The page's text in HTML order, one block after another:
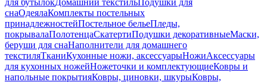
для бутылокДомашний текстильПодушки для
снаОдеялаКомплекты постельных
принадлежностейПостельное бельеПледы,
покрывалаПолотенцаСкатертиПодушки декоративныеМаски,
беруши для снаНаполнители для домашнего
текстиляТканиКухонные ножи, аксессуарыНожиАксессуары
для кухонных ножейНожеточки и комплектующиеКовры и
напольные покрытияКовры, циновки, шкурыКовры,